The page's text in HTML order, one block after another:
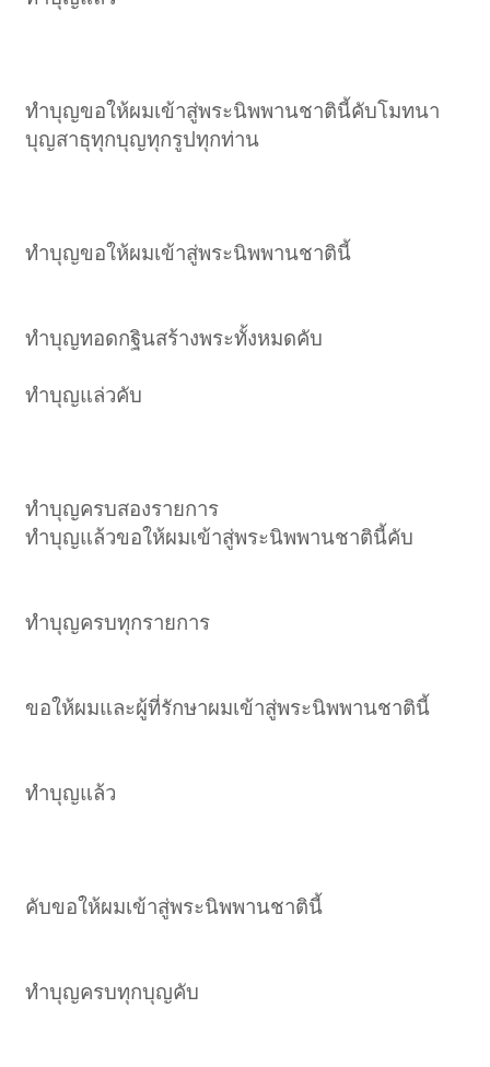
ทำบุญขอให้ผมเข้าสู่พระนิพพานชาตินี้คับโมทนา
บุญสาธุทุกบุญทุกรูปทุกท่าน
ทำบุญขอให้ผมเข้าสู่พระนิพพานชาตินี้
ทำบุญทอดกฐินสร้างพระทั้งหมดคับ
ทำบุญแล่วคับ
ทำบุญครบสองรายการ
ทำบุญแล้วขอให้ผมเข้าสู่พระนิพพานชาตินี้คับ
ทำบุญครบทุกรายการ
ขอให้ผมและผู้ที่รักษาผมเข้าสู่พระนิพพานชาตินี้
ทำบุญแล้ว
คับขอให้ผมเข้าสู่พระนิพพานชาตินี้
ทำบุญครบทุกบุญคับ